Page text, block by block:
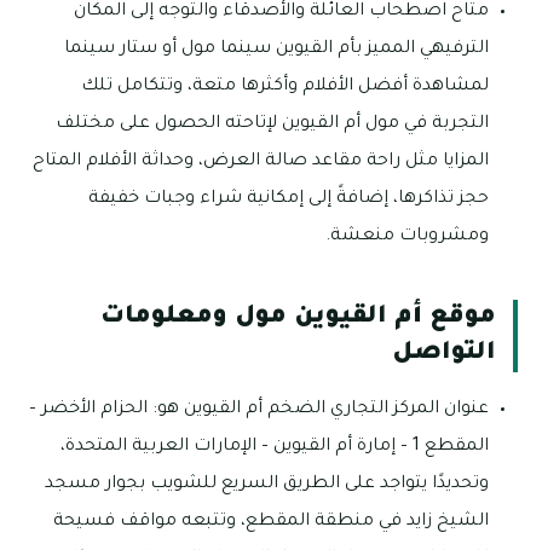
متاح اصطحاب العائلة والأصدقاء والتوجه إلى المكان
الترفيهي المميز بأم القيوين سينما مول أو ستار سينما
لمشاهدة أفضل الأفلام وأكثرها متعة، وتتكامل تلك
التجربة في مول أم القيوين لإتاحته الحصول على مختلف
المزايا مثل راحة مقاعد صالة العرض، وحداثة الأفلام المتاح
حجز تذاكرها، إضافةً إلى إمكانية شراء وجبات خفيفة
ومشروبات منعشة.
موقع أم القيوين مول ومعلومات
التواصل
عنوان المركز التجاري الضخم أم القيوين هو: الحزام الأخضر –
المقطع 1 – إمارة أم القيوين – الإمارات العربية المتحدة،
وتحديدًا يتواجد على الطريق السريع للشويب بجوار مسجد
الشيخ زايد في منطقة المقطع، وتتبعه مواقف فسيحة